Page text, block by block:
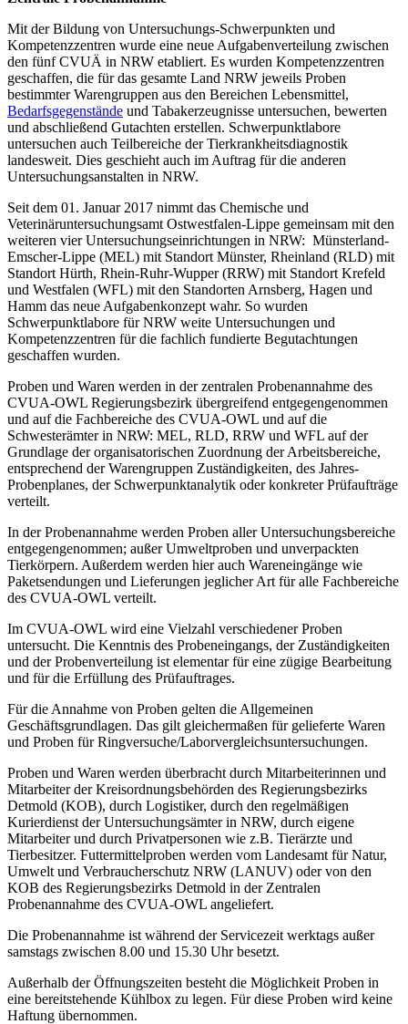
Mit der Bildung von Untersuchungs-Schwerpunkten und
Kompetenzzentren wurde eine neue Aufgabenverteilung zwischen
den fünf CVUÄ in NRW etabliert. Es wurden Kompetenzzentren
geschaffen, die für das gesamte Land NRW jeweils Proben
bestimmter Warengruppen aus den Bereichen Lebensmittel,
Bedarfsgegenstände und Tabakerzeugnisse untersuchen, bewerten
und abschließend Gutachten erstellen. Schwerpunktlabore
untersuchen auch Teilbereiche der Tierkrankheitsdiagnostik
landesweit. Dies geschieht auch im Auftrag für die anderen
Untersuchungsanstalten in NRW.
Seit dem 01. Januar 2017 nimmt das Chemische und
Veterinäruntersuchungsamt Ostwestfalen-Lippe gemeinsam mit den
weiteren vier Untersuchungseinrichtungen in NRW: Münsterland-
Emscher-Lippe (MEL) mit Standort Münster, Rheinland (RLD) mit
Standort Hürth, Rhein-Ruhr-Wupper (RRW) mit Standort Krefeld
und Westfalen (WFL) mit den Standorten Arnsberg, Hagen und
Hamm das neue Aufgabenkonzept wahr. So wurden
Schwerpunktlabore für NRW weite Untersuchungen und
Kompetenzzentren für die fachlich fundierte Begutachtungen
geschaffen wurden.
Proben und Waren werden in der zentralen Probenannahme des
CVUA-OWL Regierungsbezirk übergreifend entgegengenommen
und auf die Fachbereiche des CVUA-OWL und auf die
Schwesterämter in NRW: MEL, RLD, RRW und WFL auf der
Grundlage der organisatorischen Zuordnung der Arbeitsbereiche,
entsprechend der Warengruppen Zuständigkeiten, des Jahres-
Probenplanes, der Schwerpunktanalytik oder konkreter Prüfaufträge
verteilt.
In der Probenannahme werden Proben aller Untersuchungsbereiche
entgegengenommen; außer Umweltproben und unverpackten
Tierkörpern. Außerdem werden hier auch Wareneingänge wie
Paketsendungen und Lieferungen jeglicher Art für alle Fachbereiche
des CVUA-OWL verteilt.
Im CVUA-OWL wird eine Vielzahl verschiedener Proben
untersucht. Die Kenntnis des Probeneingangs, der Zuständigkeiten
und der Probenverteilung ist elementar für eine zügige Bearbeitung
und für die Erfüllung des Prüfauftrages.
Für die Annahme von Proben gelten die Allgemeinen
Geschäftsgrundlagen. Das gilt gleichermaßen für gelieferte Waren
und Proben für Ringversuche/Laborvergleichsuntersuchungen.
Proben und Waren werden überbracht durch Mitarbeiterinnen und
Mitarbeiter der Kreisordnungsbehörden des Regierungsbezirks
Detmold (KOB), durch Logistiker, durch den regelmäßigen
Kurierdienst der Untersuchungsämter in NRW, durch eigene
Mitarbeiter und durch Privatpersonen wie z.B. Tierärzte und
Tierbesitzer. Futtermittelproben werden vom Landesamt für Natur,
Umwelt und Verbraucherschutz NRW (LANUV) oder von den
KOB des Regierungsbezirks Detmold in der Zentralen
Probenannahme des CVUA-OWL angeliefert.
Die Probenannahme ist während der Servicezeit werktags außer
samstags zwischen 8.00 und 15.30 Uhr besetzt.
Außerhalb der Öffnungszeiten besteht die Möglichkeit Proben in
eine bereitstehende Kühlbox zu legen. Für diese Proben wird keine
Haftung übernommen.